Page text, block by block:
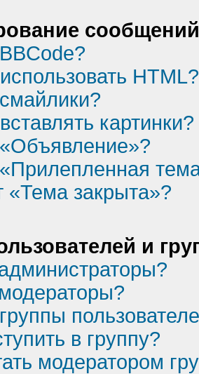
HTML?
картинки?
«Тема закрыта»?
и
в группу?
модератором